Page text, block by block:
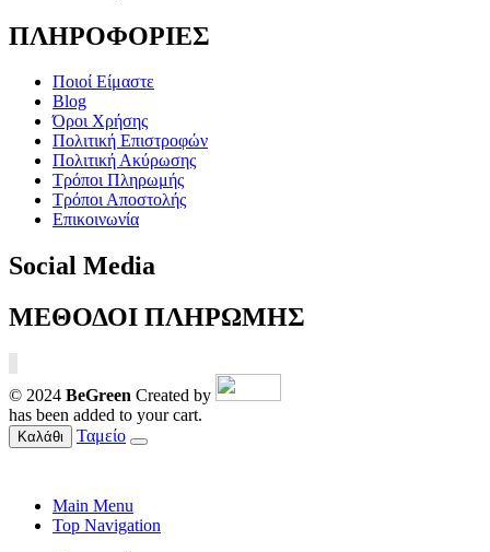
ΠΛΗΡΟΦΟΡΙΕΣ
Ποιοί Είμαστε
Blog
Όροι Χρήσης
Πολιτική Επιστροφών
Πολιτική Ακύρωσης
Τρόποι Πληρωμής
Τρόποι Αποστολής
Επικοινωνία
Social Media
ΜΕΘΟΔΟΙ ΠΛΗΡΩΜΗΣ
© 2024 BeGreen Created by
has been added to your cart.
Καλάθι Ταμείο
Main Menu
Top Navigation